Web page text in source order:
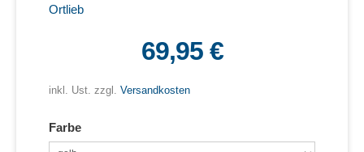
Ortlieb
69,95 €
inkl. Ust. zzgl. Versandkosten
Farbe